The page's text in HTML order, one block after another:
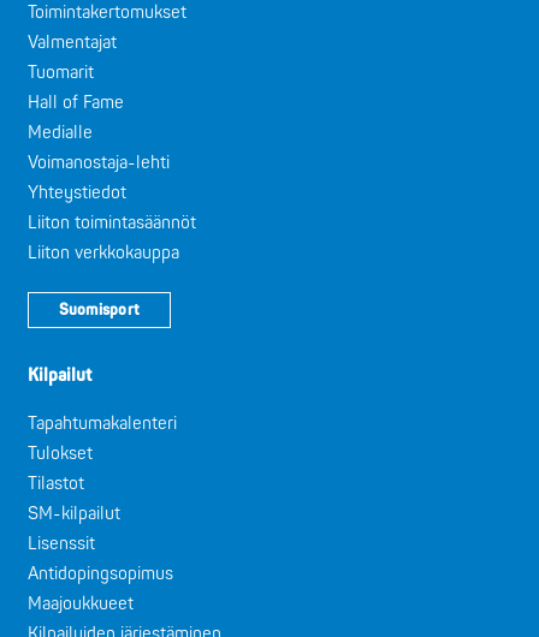
Toimintakertomukset
Valmentajat
Tuomarit
Hall of Fame
Medialle
Voimanostaja-lehti
Yhteystiedot
Liiton toimintasäännöt
Liiton verkkokauppa
Suomisport
Kilpailut
Tapahtumakalenteri
Tulokset
Tilastot
SM-kilpailut
Lisenssit
Antidopingsopimus
Maajoukkueet